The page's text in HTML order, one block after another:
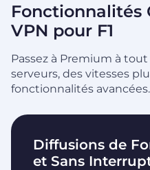
Fonctionnalités
VPN pour F1
Passez à Premium à
serveurs, des vitesses
fonctionnalités avancées.
Diffusions de
et Sans